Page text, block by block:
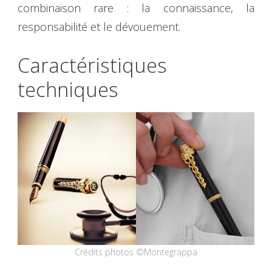
combinaison rare : la connaissance, la
responsabilité et le dévouement.
Caractéristiques
techniques
Crédits photos ©Montegrappa